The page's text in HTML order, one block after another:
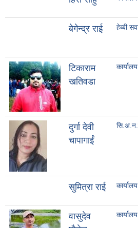
बेगेन्द्र राई हेब्बी
टिकाराम
खतिवडा
दुर्गा देवी
चापागाईं
सुमित्रा राई
वासुदेव